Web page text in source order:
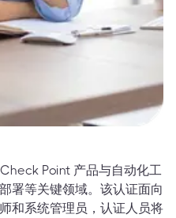
Point 产品与自动化工
署等关键领域。该认证面向
和系统管理员，认证人员将